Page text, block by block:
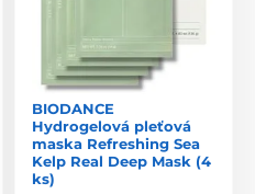
BIODANCE
Hydrogelová pleťová
maska Refreshing Sea
Kelp Real Deep Mask (4
ks)